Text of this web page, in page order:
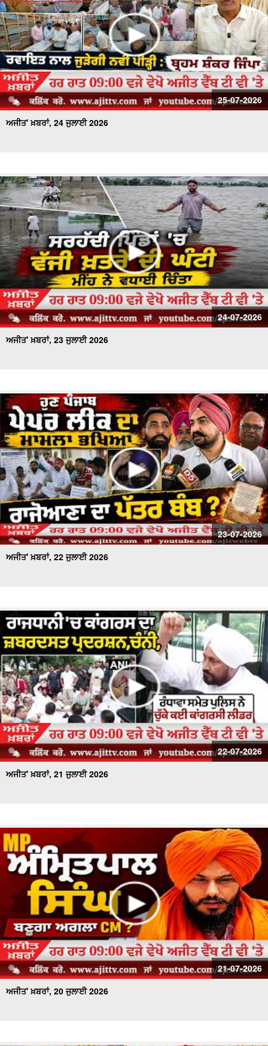
25-07-2026
ਅਜੀਤ' ਖ਼ਬਰਾਂ, 24 ਜੁਲਾਈ 2026
24-07-2026
ਅਜੀਤ' ਖ਼ਬਰਾਂ, 23 ਜੁਲਾਈ 2026
23-07-2026
ਅਜੀਤ' ਖ਼ਬਰਾਂ, 22 ਜੁਲਾਈ 2026
22-07-2026
ਅਜੀਤ' ਖ਼ਬਰਾਂ, 21 ਜੁਲਾਈ 2026
21-07-2026
ਅਜੀਤ' ਖ਼ਬਰਾਂ, 20 ਜੁਲਾਈ 2026